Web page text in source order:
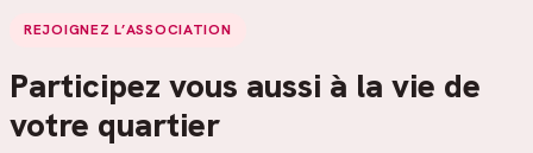
REJOIGNEZ L’ASSOCIATION
Participez vous aussi à la vie de
votre quartier